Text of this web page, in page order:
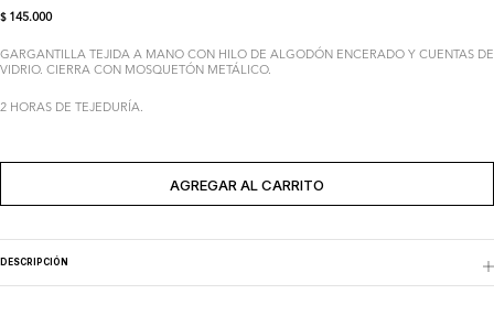
$ 145.000
GARGANTILLA TEJIDA A MANO CON HILO DE ALGODÓN ENCERADO Y CUENTAS DE
VIDRIO. CIERRA CON MOSQUETÓN METÁLICO.
2 HORAS DE TEJEDURÍA.
AGREGAR AL CARRITO
AGREGADO AL CARRITO
DESCRIPCIÓN